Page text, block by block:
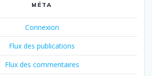
MÉTA
Connexion
Flux des publications
Flux des commentaires